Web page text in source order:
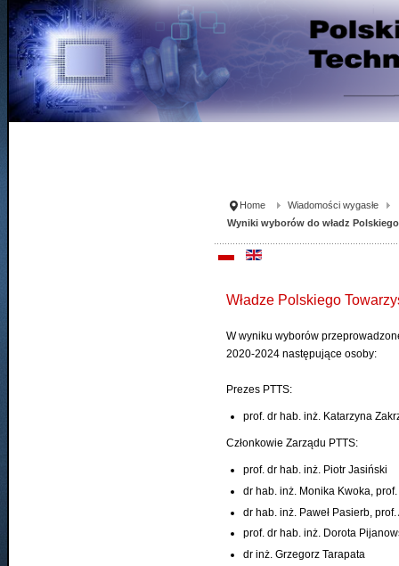
Home
Wiadomości wygasłe
Wyniki wyborów do władz
Władze Polskiego
W wyniku wyborów
2020-2024 następujące osoby:
Prezes PTTS:
prof. dr hab. inż. Katarzyna
Członkowie Zarządu PTTS:
prof. dr hab. inż. Piotr Jasiński
dr hab. inż. Monika Kwoka,
dr hab. inż. Paweł Pasierb, prof.
prof. dr hab. inż. Dorota
dr inż. Grzegorz Tarapata